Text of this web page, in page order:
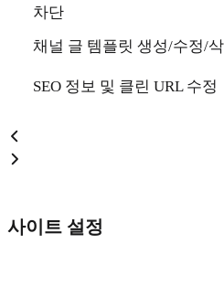
차단
채널 글 템플릿 생성/수정/
SEO 정보 및 클린 URL 수정
사이트 설정